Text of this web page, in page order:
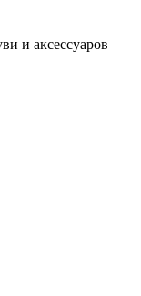
и аксессуаров